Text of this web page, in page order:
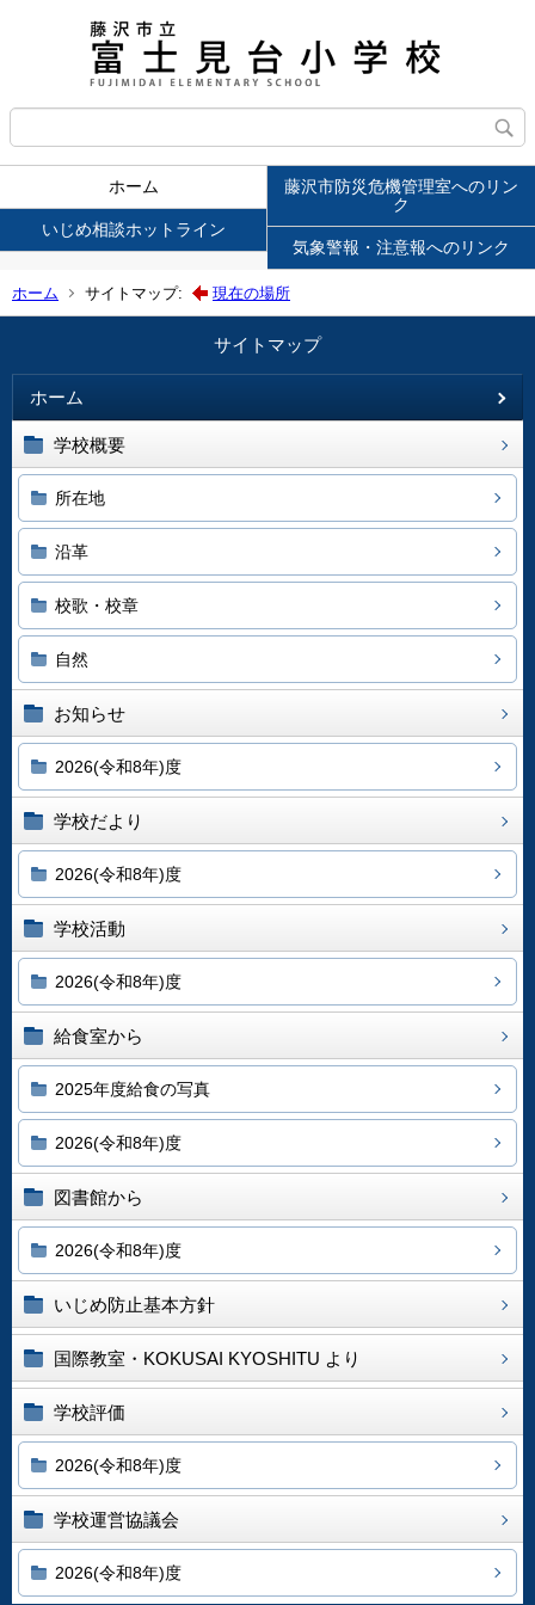
ホーム
藤沢市防災危機管理室へのリン
ク
いじめ相談ホットライン
気象警報・注意報へのリンク
ホーム サイトマップ: 現在の場所
サイトマップ
ホーム
学校概要
所在地
沿革
校歌・校章
自然
お知らせ
2026(令和8年)度
学校だより
2026(令和8年)度
学校活動
2026(令和8年)度
給食室から
2025年度給食の写真
2026(令和8年)度
図書館から
2026(令和8年)度
いじめ防止基本方針
国際教室・KOKUSAI KYOSHITU より
学校評価
2026(令和8年)度
学校運営協議会
2026(令和8年)度